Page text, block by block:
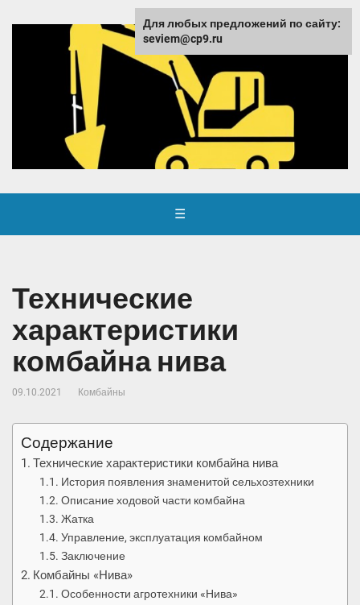
☰
Технические
характеристики
комбайна нива
09.10.2021 Комбайны
Содержание
Технические характеристики комбайна нива
История появления знаменитой сельхозтехники
Описание ходовой части комбайна
Жатка
Управление, эксплуатация комбайном
Заключение
Комбайны «Нива»
Особенности агротехники «Нива»
Для любых предложений по сайту:
seviem@cp9.ru